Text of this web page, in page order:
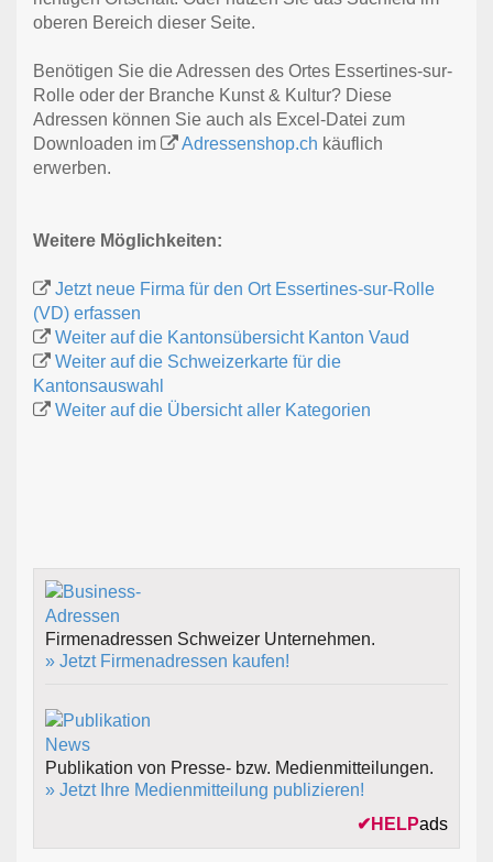
oberen Bereich dieser Seite.
Benötigen Sie die Adressen des Ortes Essertines-sur-
Rolle oder der Branche Kunst & Kultur? Diese
Adressen können Sie auch als Excel-Datei zum
Downloaden im
Adressenshop.ch käuflich
erwerben.
Weitere Möglichkeiten:
Jetzt neue Firma für den Ort Essertines-sur-Rolle
(VD) erfassen
Weiter auf die Kantonsübersicht Kanton Vaud
Weiter auf die Schweizerkarte für die
Kantonsauswahl
Weiter auf die Übersicht aller Kategorien
Firmenadressen Schweizer Unternehmen.
» Jetzt Firmenadressen kaufen!
Publikation von Presse- bzw. Medienmitteilungen.
» Jetzt Ihre Medienmitteilung publizieren!
✔ HELPads